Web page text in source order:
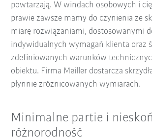
powtarzają. W windach osobowych i
prawie zawsze mamy do czynienia ze
miarę rozwiązaniami, dostosowanymi
indywidualnych wymagań klienta oraz
zdefiniowanych warunków
obiektu. Firma Meiller dostarcza
płynnie zróżnicowanych wymiarach.
Minimalne partie i
różnorodność